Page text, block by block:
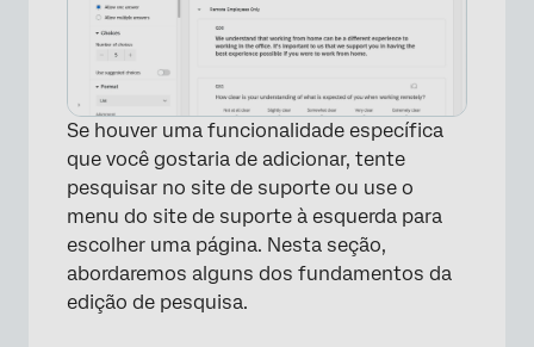
Se houver uma funcionalidade específica
que você gostaria de adicionar, tente
pesquisar no site de suporte ou use o
menu do site de suporte à esquerda para
escolher uma página. Nesta seção,
abordaremos alguns dos fundamentos da
edição de pesquisa.